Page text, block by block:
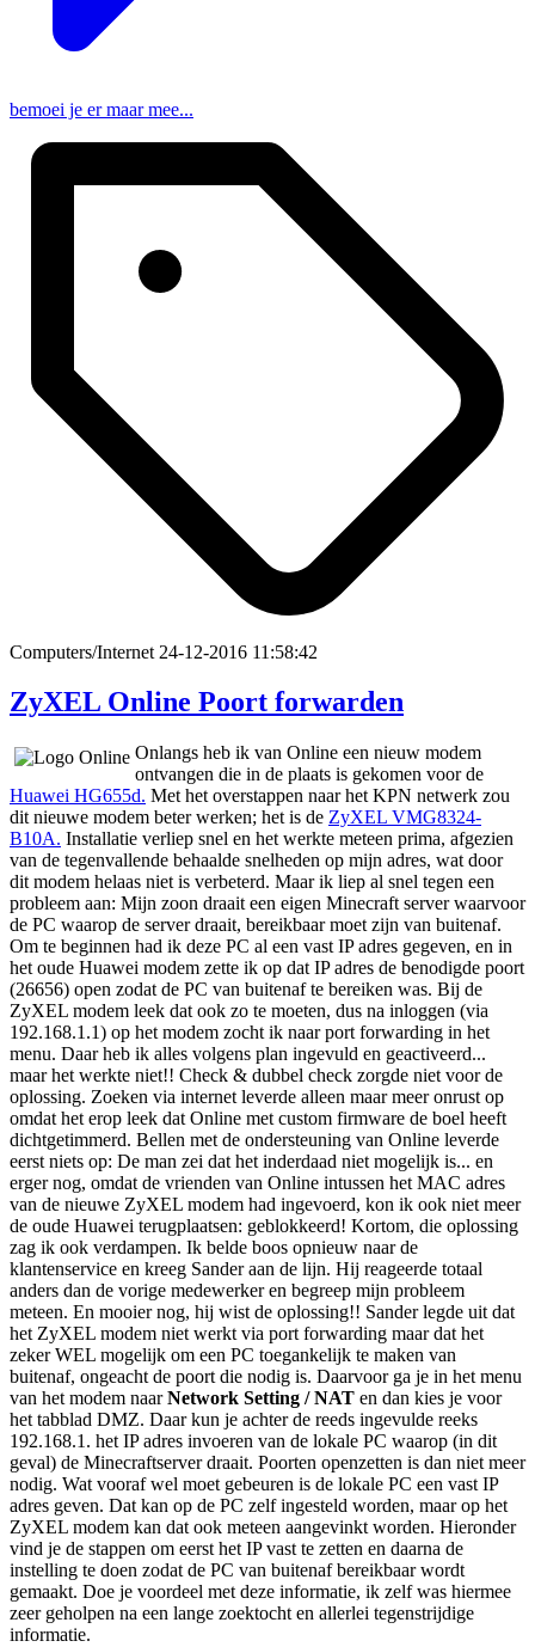
bemoei je er maar mee...
Computers/Internet 24-12-2016 11:58:42
ZyXEL Online Poort forwarden
Onlangs heb ik van Online een nieuw modem
ontvangen die in de plaats is gekomen voor de
Huawei HG655d. Met het overstappen naar het KPN netwerk zou
dit nieuwe modem beter werken; het is de ZyXEL VMG8324-
B10A. Installatie verliep snel en het werkte meteen prima, afgezien
van de tegenvallende behaalde snelheden op mijn adres, wat door
dit modem helaas niet is verbeterd. Maar ik liep al snel tegen een
probleem aan: Mijn zoon draait een eigen Minecraft server waarvoor
de PC waarop de server draait, bereikbaar moet zijn van buitenaf.
Om te beginnen had ik deze PC al een vast IP adres gegeven, en in
het oude Huawei modem zette ik op dat IP adres de benodigde poort
(26656) open zodat de PC van buitenaf te bereiken was. Bij de
ZyXEL modem leek dat ook zo te moeten, dus na inloggen (via
192.168.1.1) op het modem zocht ik naar port forwarding in het
menu. Daar heb ik alles volgens plan ingevuld en geactiveerd...
maar het werkte niet!! Check & dubbel check zorgde niet voor de
oplossing. Zoeken via internet leverde alleen maar meer onrust op
omdat het erop leek dat Online met custom firmware de boel heeft
dichtgetimmerd. Bellen met de ondersteuning van Online leverde
eerst niets op: De man zei dat het inderdaad niet mogelijk is... en
erger nog, omdat de vrienden van Online intussen het MAC adres
van de nieuwe ZyXEL modem had ingevoerd, kon ik ook niet meer
de oude Huawei terugplaatsen: geblokkeerd! Kortom, die oplossing
zag ik ook verdampen. Ik belde boos opnieuw naar de
klantenservice en kreeg Sander aan de lijn. Hij reageerde totaal
anders dan de vorige medewerker en begreep mijn probleem
meteen. En mooier nog, hij wist de oplossing!! Sander legde uit dat
het ZyXEL modem niet werkt via port forwarding maar dat het
zeker WEL mogelijk om een PC toegankelijk te maken van
buitenaf, ongeacht de poort die nodig is. Daarvoor ga je in het menu
van het modem naarNetwork Setting / NAT en dan kies je voor
het tabblad DMZ. Daar kun je achter de reeds ingevulde reeks
192.168.1. het IP adres invoeren van de lokale PC waarop (in dit
geval) de Minecraftserver draait. Poorten openzetten is dan niet meer
nodig. Wat vooraf wel moet gebeuren is de lokale PC een vast IP
adres geven. Dat kan op de PC zelf ingesteld worden, maar op het
ZyXEL modem kan dat ook meteen aangevinkt worden. Hieronder
vind je de stappen om eerst het IP vast te zetten en daarna de
instelling te doen zodat de PC van buitenaf bereikbaar wordt
gemaakt. Doe je voordeel met deze informatie, ik zelf was hiermee
zeer geholpen na een lange zoektocht en allerlei tegenstrijdige
informatie.